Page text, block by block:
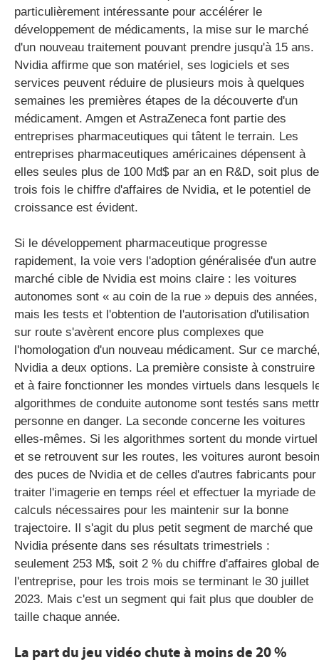
particulièrement intéressante pour accélérer le
développement de médicaments, la mise sur le marché
d'un nouveau traitement pouvant prendre jusqu'à 15 ans.
Nvidia affirme que son matériel, ses logiciels et ses
services peuvent réduire de plusieurs mois à quelques
semaines les premières étapes de la découverte d'un
médicament. Amgen et AstraZeneca font partie des
entreprises pharmaceutiques qui tâtent le terrain. Les
entreprises pharmaceutiques américaines dépensent à
elles seules plus de 100 Md$ par an en R&D, soit plus de
trois fois le chiffre d'affaires de Nvidia, et le potentiel de
croissance est évident.
Si le développement pharmaceutique progresse
rapidement, la voie vers l'adoption généralisée d'un autre
marché cible de Nvidia est moins claire : les voitures
autonomes sont « au coin de la rue » depuis des années,
mais les tests et l'obtention de l'autorisation d'utilisation
sur route s'avèrent encore plus complexes que
l'homologation d'un nouveau médicament. Sur ce
Nvidia a deux options. La première consiste à construire
et à faire fonctionner les mondes virtuels dans lesquels
algorithmes de conduite autonome sont testés sans
personne en danger. La seconde concerne les voitures
elles-mêmes. Si les algorithmes sortent du monde virtuel
et se retrouvent sur les routes, les voitures auront besoin
des puces de Nvidia et de celles d'autres fabricants pour
traiter l'imagerie en temps réel et effectuer la myriade de
calculs nécessaires pour les maintenir sur la bonne
trajectoire. Il s'agit du plus petit segment de marché que
Nvidia présente dans ses résultats trimestriels :
seulement 253 M$, soit 2 % du chiffre d'affaires global de
l'entreprise, pour les trois mois se terminant le 30 juillet
2023. Mais c'est un segment qui fait plus que doubler de
taille chaque année.
La part du jeu vidéo chute à moins de 20 %